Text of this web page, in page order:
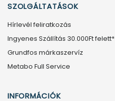
SZOLGÁLTATÁSOK
Hírlevél feliratkozás
Ingyenes Szállítás 30.000Ft felett*
Grundfos márkaszervíz
Metabo Full Service
INFORMÁCIÓK